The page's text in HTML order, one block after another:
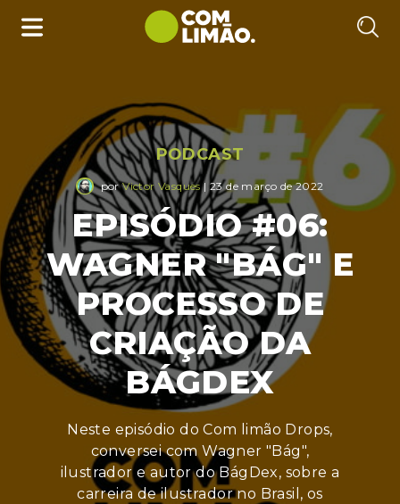
PODCAST
porVictor Vasques| 23 de março de 2022
EPISÓDIO #06:
WAGNER "BÁG" E
PROCESSO DE
CRIAÇÃO DA
BÁGDEX
Neste episódio do Com limão Drops,
conversei com Wagner "Bág",
ilustrador e autor do BágDex, sobre a
carreira de ilustrador no Brasil, os